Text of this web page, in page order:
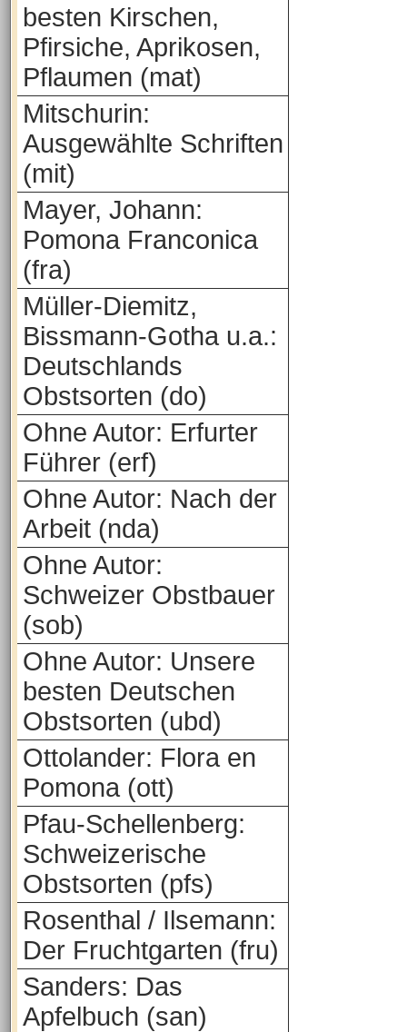
besten Kirschen,
Pfirsiche, Aprikosen,
Pflaumen (mat)
Mitschurin:
Ausgewählte Schriften
(mit)
Mayer, Johann:
Pomona Franconica
(fra)
Müller-Diemitz,
Bissmann-Gotha u.a.:
Deutschlands
Obstsorten (do)
Ohne Autor: Erfurter
Führer (erf)
Ohne Autor: Nach der
Arbeit (nda)
Ohne Autor:
Schweizer Obstbauer
(sob)
Ohne Autor: Unsere
besten Deutschen
Obstsorten (ubd)
Ottolander: Flora en
Pomona (ott)
Pfau-Schellenberg:
Schweizerische
Obstsorten (pfs)
Rosenthal / Ilsemann:
Der Fruchtgarten (fru)
Sanders: Das
Apfelbuch (san)